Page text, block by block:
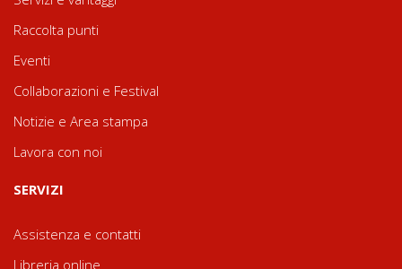
Raccolta punti
Eventi
Collaborazioni e Festival
Notizie e Area stampa
Lavora con noi
SERVIZI
Assistenza e contatti
Libreria online